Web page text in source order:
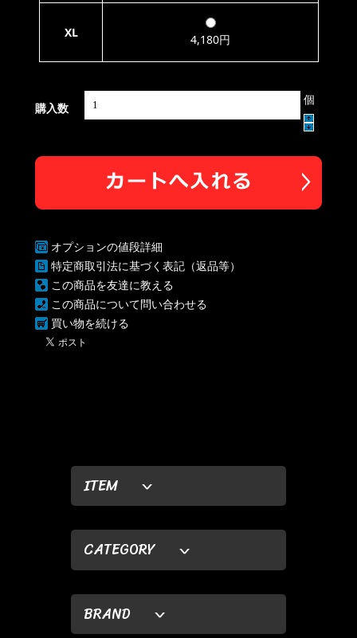
ITEM
CATEGORY
BRAND
XL 4,180円
購入数
個
オプションの値段詳細
特定商取引法に基づく表記（返品等）
この商品を友達に教える
この商品について問い合わせる
買い物を続ける